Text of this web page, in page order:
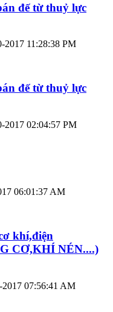
đế từ thuỷ lực
2017 11:28:38 PM
đế từ thuỷ lực
2017 02:04:57 PM
06:01:37 AM
khí,điện
CƠ,KHÍ NÉN....)
2017 07:56:41 AM